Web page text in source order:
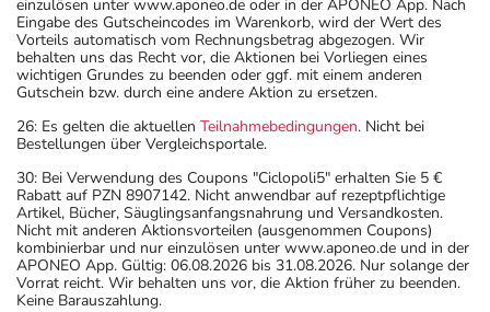
einzulösen unter www.aponeo.de oder in der APONEO App. Nach
Eingabe des Gutscheincodes im Warenkorb, wird der Wert des
Vorteils automatisch vom Rechnungsbetrag abgezogen. Wir
behalten uns das Recht vor, die Aktionen bei Vorliegen eines
wichtigen Grundes zu beenden oder ggf. mit einem anderen
Gutschein bzw. durch eine andere Aktion zu ersetzen.
26: Es gelten die aktuellen Teilnahmebedingungen. Nicht bei
Bestellungen über Vergleichsportale.
30: Bei Verwendung des Coupons "Ciclopoli5" erhalten Sie 5 €
Rabatt auf PZN 8907142. Nicht anwendbar auf rezeptpflichtige
Artikel, Bücher, Säuglingsanfangsnahrung und Versandkosten.
Nicht mit anderen Aktionsvorteilen (ausgenommen Coupons)
kombinierbar und nur einzulösen unter www.aponeo.de und in der
APONEO App. Gültig: 06.08.2026 bis 31.08.2026. Nur solange der
Vorrat reicht. Wir behalten uns vor, die Aktion früher zu beenden.
Keine Barauszahlung.